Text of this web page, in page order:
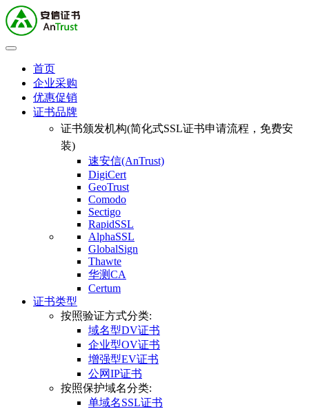
首页
企业采购
优惠促销
证书品牌
证书颁发机构(简化式SSL证书申请流程，免费安
装)
速安信(AnTrust)
DigiCert
GeoTrust
Comodo
Sectigo
RapidSSL
AlphaSSL
GlobalSign
Thawte
华测CA
Certum
证书类型
按照验证方式分类:
域名型DV证书
企业型OV证书
增强型EV证书
公网IP证书
按照保护域名分类:
单域名SSL证书